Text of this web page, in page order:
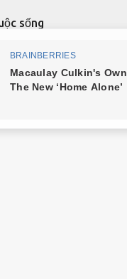
đến nội dung chính
sống